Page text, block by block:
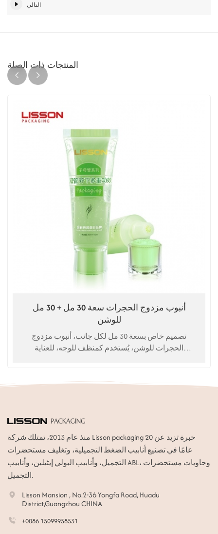
التالي
المنتجات ذات الصلة
أنبوب مزدوج الحجرات سعة 30 مل + 30 مل
للوشن
تصميم خاص بسعة 30 مل لكل جانب، أنبوب مزدوج
الحجرات للوشن، يُستخدم كمنظف للوجه، للعناية
منذ عام 2013، تمتلك شركة Lisson packaging خبرة تزيد عن 20
عامًا في تصنيع أنابيب الضغط التجميلية، وتغليف مستحضرات
التجميل، وأنابيب البولي إيثيلين، وأنابيب ABL، وحاويات مستحضرات
التجميل.
Lisson Mansion , No.2-36 Yongfa Road, Huadu
District,Guangzhou CHINA
+0086 15099958531